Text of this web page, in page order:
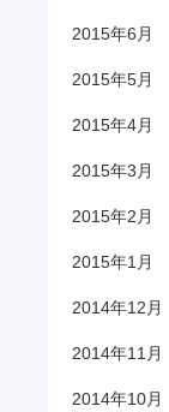
2015年6月
2015年5月
2015年4月
2015年3月
2015年2月
2015年1月
2014年12月
2014年11月
2014年10月